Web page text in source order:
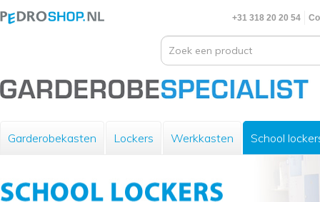
+31 318 20 20 54
Garderobekasten Lockers Werkkasten School